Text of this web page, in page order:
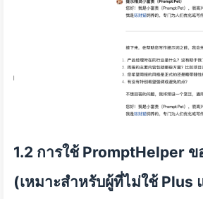
1.2 การใช้ PromptHelper ข
(เหมาะสำหรับผู้ที่ไม่ใช้ Plus